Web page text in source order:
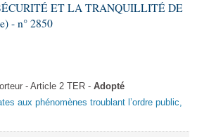
ET LA TRANQUILLITÉ DE
- n° 2850
- Article 2 TER - Adopté
aux phénomènes troublant l’ordre public,